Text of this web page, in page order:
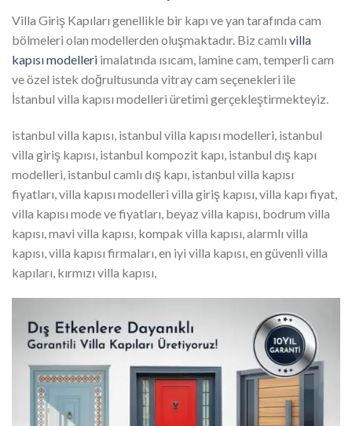
Villa Giriş Kapıları genellikle bir kapı ve yan tarafında cam
bölmeleri olan modellerden oluşmaktadır. Biz camlı villa
kapısı modelleri imalatında ısıcam, lamine cam, temperli cam
ve özel istek doğrultusunda vitray cam seçenekleri ile
İstanbul villa kapısı modelleri üretimi gerçekleştirmekteyiz.
istanbul villa kapısı, istanbul villa kapısı modelleri, istanbul
villa giriş kapısı, istanbul kompozit kapı, istanbul dış kapı
modelleri, istanbul camlı dış kapı, istanbul villa kapısı
fiyatları, villa kapısı modelleri villa giriş kapısı, villa kapı fiyat,
villa kapısı mode ve fiyatları, beyaz villa kapısı, bodrum villa
kapısı, mavi villa kapısı, kompak villa kapısı, alarmlı villa
kapısı, villa kapısı firmaları, en iyi villa kapısı, en güvenli villa
kapıları, kırmızı villa kapısı,